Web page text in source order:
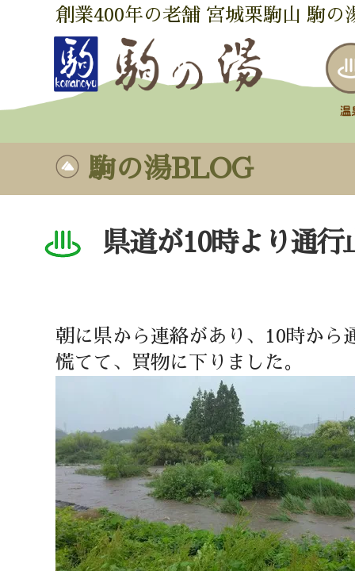
創業400年の老舗 宮城栗駒山 駒の
駒の湯BLOG
県道が10時より通行
朝に県から連絡があり、10時から
慌てて、買物に下りました。